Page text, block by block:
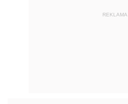
REKLAMA